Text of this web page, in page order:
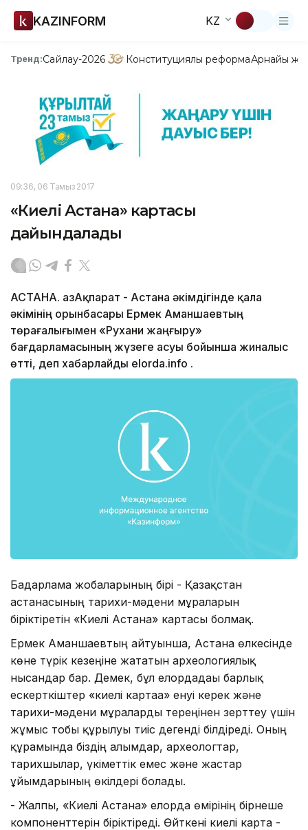
KAZINFORM KZ
Тренд:Сайлау-2026 Конституциялық реформаАрнайы
09:36, 06 Тамыз 2017
«Киелі Астана» картасы
дайындалады
АСТАНА. ҚазАқпарат - Астана әкімдігінде қала
әкімінің орынбасары Ермек Аманшаевтың
төрағалығымен «Рухани жаңғыру»
бағдарламасының жүзеге асуы бойынша жиналыс
өтті, деп хабарлайды elorda.info .
Бағдарлама жобаларының бірі - Қазақстан
астанасының тарихи-мәдени мұраларын
біріктіретін «Киелі Астана» картасы болмақ.
Ермек Аманшаевтың айтуынша, Астана өлкесінде
көне түрік кезеңіне жататын археологиялық
нысандар бар. Демек, бұл елордадағы барлық
ескерткіштер «киелі картаға» енуі керек және
тарихи-мәдени мұраларды тереңінен зерттеу үшін
жұмыс тобы құрылуы тиіс дегенді білдіреді. Оның
құрамында біздің ғалымдар, археологтар,
тарихшылар, үкіметтік емес және жастар
ұйымдарының өкілдері болады.
- Жалпы, «Киелі Астана» елорда өмірінің бірнеше
компоненттерін біріктіреді. Өйткені киелі карта -